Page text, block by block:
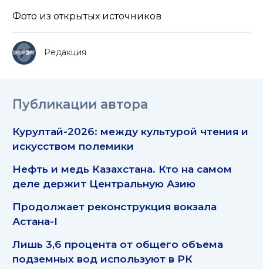
Фото из открытых источников
Редакция
Публикации автора
Курултай-2026: между культурой чтения и
искусством полемики
Нефть и медь Казахстана. Кто на самом
деле держит Центральную Азию
Продолжает реконструкция вокзала
Астана-I
Лишь 3,6 процента от общего объема
подземных вод используют в РК